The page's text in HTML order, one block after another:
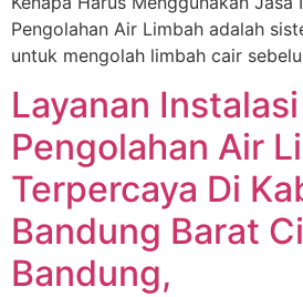
Pengolahan Air Limbah adalah
untuk mengolah limbah cair
Layanan Instalasi
Pengolahan Air
Terpercaya Di
Bandung Barat
Bandung,